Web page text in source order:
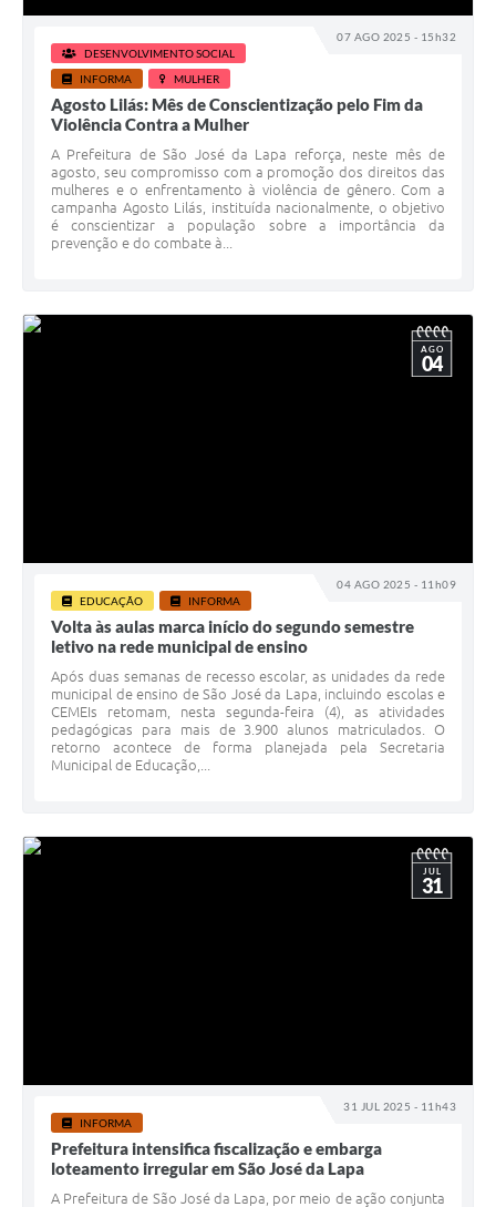
07 AGO 2025 - 15h32
DESENVOLVIMENTO SOCIAL
INFORMA
MULHER
Agosto Lilás: Mês de Conscientização pelo Fim da
Violência Contra a Mulher
A Prefeitura de São José da Lapa reforça, neste mês de
agosto, seu compromisso com a promoção dos direitos das
mulheres e o enfrentamento à violência de gênero. Com a
campanha Agosto Lilás, instituída nacionalmente, o objetivo
é conscientizar a população sobre a importância da
prevenção e do combate à...
04 AGO 2025 - 11h09
AGO
04
EDUCAÇÃO INFORMA
Volta às aulas marca início do segundo semestre
letivo na rede municipal de ensino
Após duas semanas de recesso escolar, as unidades da rede
municipal de ensino de São José da Lapa, incluindo escolas e
CEMEIs retomam, nesta segunda-feira (4), as atividades
pedagógicas para mais de 3.900 alunos matriculados. O
retorno acontece de forma planejada pela Secretaria
Municipal de Educação,...
31 JUL 2025 - 11h43
JUL
31
INFORMA
Prefeitura intensifica fiscalização e embarga
loteamento irregular em São José da Lapa
A Prefeitura de São José da Lapa, por meio de ação conjunta